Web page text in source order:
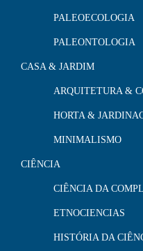
PALEOECOLOGIA
PALEONTOLOGIA
CASA & JARDIM
ARQUITETURA &
HORTA &
MINIMALISMO
CIÊNCIA
CIÊNCIA DA
ETNOCIENCIAS
HISTÓRIA DA